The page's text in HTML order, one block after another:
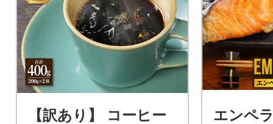
【訳あり】 コーヒー
エンペ